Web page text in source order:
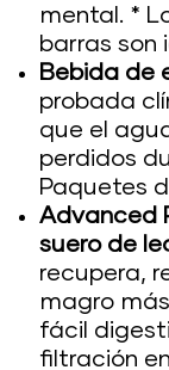
mental. *
barras son
Bebida de
probada
que el
perdidos
Paquetes
Advanced
suero de
recupera,
magro
fácil
filtración